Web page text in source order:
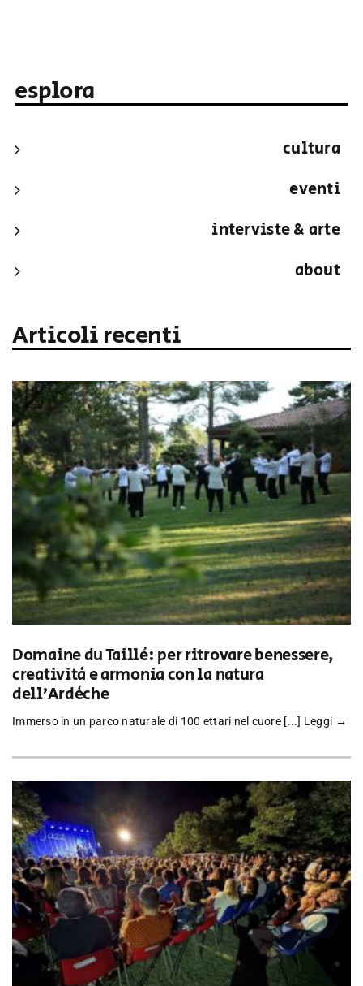
esplora
cultura
eventi
interviste & arte
about
Articoli recenti
Domaine du Taillé: per ritrovare benessere,
creatività e armonia con la natura
dell’Ardèche
Immerso in un parco naturale di 100 ettari nel cuore [...] Leggi →